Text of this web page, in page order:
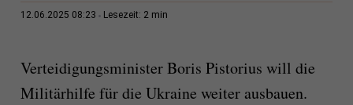
12.06.2025 08:23 Lesezeit: 2 min
Verteidigungsminister Boris Pistorius will die
Militärhilfe für die Ukraine weiter ausbauen.